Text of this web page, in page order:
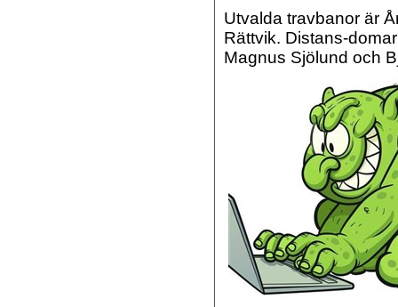
Utvalda travbanor är
Rättvik. Distans-
Magnus Sjölund och